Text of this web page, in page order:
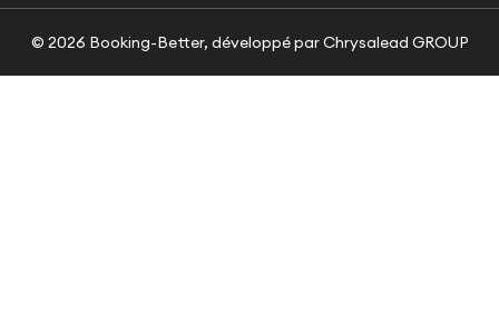
© 2026 Booking-Better, développé parChrysalead GROUP